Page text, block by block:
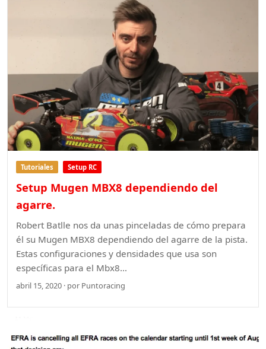
Tutoriales Setup RC
Setup Mugen MBX8 dependiendo del
agarre.
Robert Batlle nos da unas pinceladas de cómo prepara
él su Mugen MBX8 dependiendo del agarre de la pista.
Estas configuraciones y densidades que usa son
específicas para el Mbx8…
abril 15, 2020 · por Puntoracing